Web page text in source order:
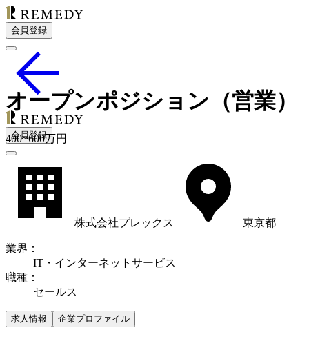
会員登録
会員登録
オープンポジション（営業）
400~600万円
株式会社プレックス 東京都
業界 ：
IT・インターネットサービス
職種 ：
セールス
求人情報 企業プロファイル